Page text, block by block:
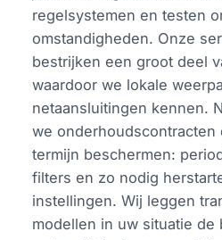
regelsystemen en testen
omstandigheden. Onze
bestrijken een groot deel
waardoor we lokale
netaansluitingen kennen.
we onderhoudscontracten
termijn beschermen:
filters en zo nodig
instellingen. Wij leggen
modellen in uw situatie de